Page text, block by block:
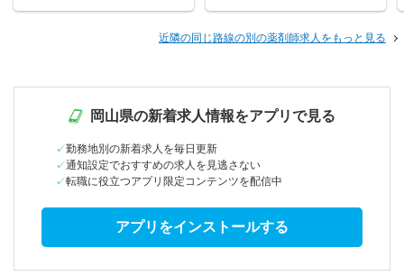
近隣の同じ路線の別の薬剤師求人をもっと見る
岡山県の新着求人情報をアプリで見る
勤務地別の新着求人を毎日更新
通知設定でおすすめの求人を見逃さない
転職に役立つアプリ限定コンテンツを配信中
アプリをインストールする